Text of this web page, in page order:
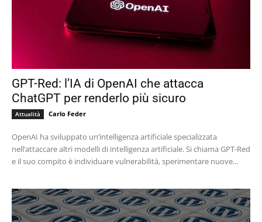
GPT-Red: l’IA di OpenAI che attacca
ChatGPT per renderlo più sicuro
Attualità Carlo Feder
OpenAI ha sviluppato un’intelligenza artificiale specializzata
nell’attaccare altri modelli di intelligenza artificiale. Si chiama GPT-Red
e il suo compito è individuare vulnerabilità, sperimentare nuove...